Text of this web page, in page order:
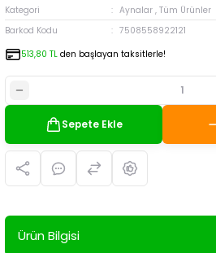
Kategori Aynalar , Tüm Ürünler
Barkod Kodu
7508558922121
513,80 TL den başlayan taksitlerle!
Sepete Ekle
Ürün Bilgisi